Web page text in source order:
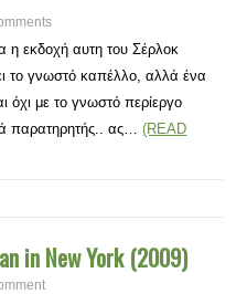
η εκδοχή αυτη του Σέρλοκ
το γνωστό καπέλλο, αλλά ένα
όχι με το γνωστό περίεργο
παρατηρητής.. ας…(READ
in New York (2009)